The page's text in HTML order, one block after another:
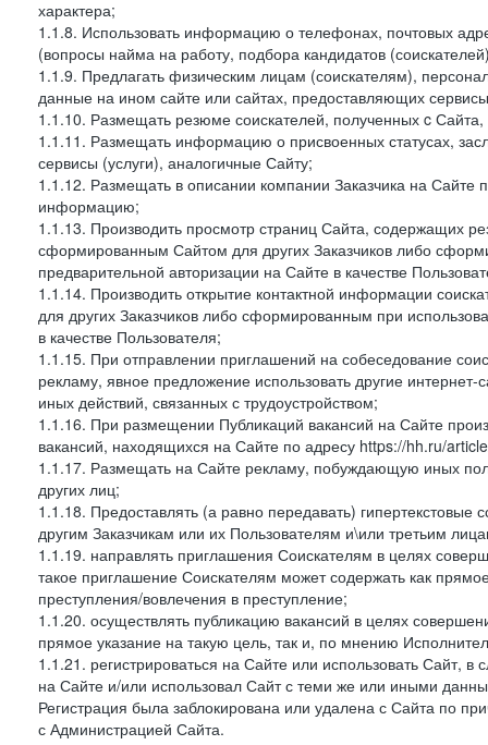
характера;
1.1.8. Использовать информацию о телефонах, почтовых
(вопросы найма на работу, подбора кандидатов
1.1.9. Предлагать физическим лицам (соискателям),
данные на ином сайте или сайтах, предоставляющих
1.1.10. Размещать резюме соискателей, полученных c
1.1.11. Размещать информацию о присвоенных статусах,
сервисы (услуги), аналогичные Сайту;
1.1.12. Размещать в описании компании Заказчика на Сайте
информацию;
1.1.13. Производить просмотр страниц Сайта, содержащих
сформированным Сайтом для других Заказчиков либо
предварительной авторизации на Сайте в качестве
1.1.14. Производить открытие контактной информации
для других Заказчиков либо сформированным при
в качестве Пользователя;
1.1.15. При отправлении приглашений на собеседование
рекламу, явное предложение использовать другие
иных действий, связанных с трудоустройством;
1.1.16. При размещении Публикаций вакансий на Сайте
вакансий, находящихся на Сайте по адресу https://hh.ru/
1.1.17. Размещать на Сайте рекламу, побуждающую иных
других лиц;
1.1.18. Предоставлять (а равно передавать)
другим Заказчикам или их Пользователям и\или третьим
1.1.19. направлять приглашения Соискателям в целях
такое приглашение Соискателям может содержать как
преступления/вовлечения в преступление;
1.1.20. осуществлять публикацию вакансий в целях
прямое указание на такую цель, так и, по мнению
1.1.21. регистрироваться на Сайте или использовать Сайт,
на Сайте и/или использовал Сайт с теми же или иными
Регистрация была заблокирована или удалена с Сайта по
с Администрацией Сайта.